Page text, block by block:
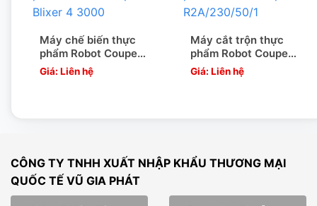
Hình ảnh bên cạnh máy thái rau củ quả SIRMAN TM TG
–Máy thái rau củ quả SIRMAN TM TG được thiết kế đảm
an toàn cho người sử dụng.
Máy chế biến thực
phẩm Robot Coupe
Blixer 4 3000
Giá: Liên hệ
Máy cắt trộn thực
phẩm Robot Coupe
R2A/230/50/1
Giá: Liên hệ
CÔNG TY TNHH XUẤT NHẬP KHẨU THƯƠNG MẠI
QUỐC TẾ VŨ GIA PHÁT